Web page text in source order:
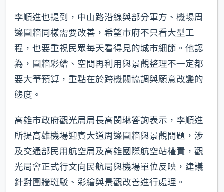
李順進也提到，中山路沿線與部分軍方、機場周
邊圍牆同樣需要改善，希望市府不只看大型工
程，也要重視民眾每天看得見的城市細節。他認
為，圍牆彩繪、空間再利用與景觀整理不一定都
要大筆預算，重點在於跨機關協調與願意改變的
態度。
高雄市政府觀光局局長高閔琳答詢表示，李順進
所提高雄機場迎賓大道周邊圍牆與景觀問題，涉
及交通部民用航空局及高雄國際航空站權責，觀
光局會正式行文向民航局與機場單位反映，建議
針對圍牆斑駁、彩繪與景觀改善進行處理。